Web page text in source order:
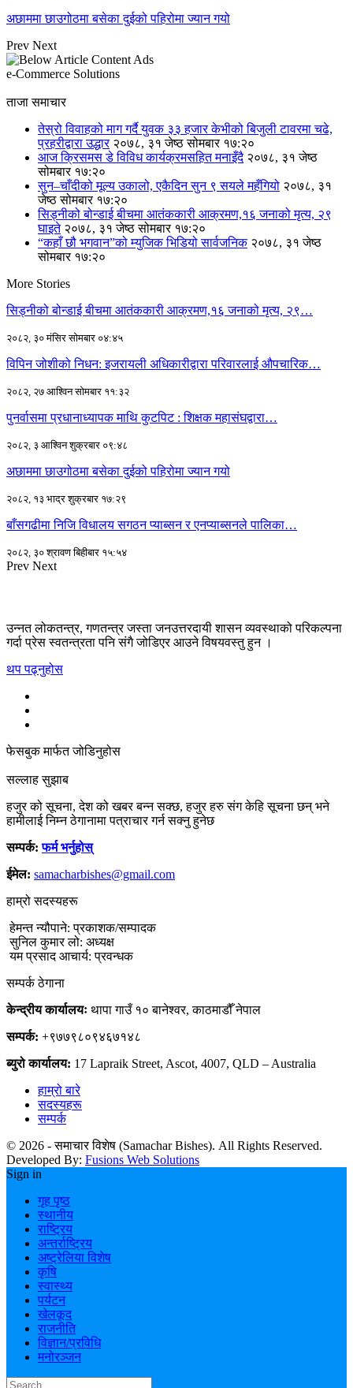
अछाममा छाउगोठमा बसेका दुईको पहिरोमा ज्यान गयो
Prev Next
e-Commerce Solutions
ताजा समाचार
तेस्रो विवाहको माग गर्दै युवक ३३ हजार केभीको बिजुली टावरमा चढे,
प्रहरीद्वारा उद्धार २०७८, ३१ जेष्ठ सोमबार १७:२०
आज क्रिसमस डे विविध कार्यक्रमसहित मनाइँदै २०७८, ३१ जेष्ठ
सोमबार १७:२०
सुन–चाँदीको मूल्य उकालो, एकैदिन सुन ९ सयले महँगियो २०७८, ३१
जेष्ठ सोमबार १७:२०
सिड्नीको बोन्डाई बीचमा आतंककारी आक्रमण,१६ जनाको मृत्य, २९
घाइते २०७८, ३१ जेष्ठ सोमबार १७:२०
“कहाँ छौ भगवान”को म्युजिक भिडियो सार्वजनिक २०७८, ३१ जेष्ठ
सोमबार १७:२०
More Stories
सिड्नीको बोन्डाई बीचमा आतंककारी आक्रमण,१६ जनाको मृत्य, २९…
२०८२, ३० मंसिर सोमबार ०४:४५
विपिन जोशीको निधन: इजरायली अधिकारीद्वारा परिवारलाई औपचारिक…
२०८२, २७ आश्विन सोमबार ११:३२
पुनर्वासमा प्रधानाध्यापक माथि कुटपिट : शिक्षक महासंघद्वारा…
२०८२, ३ आश्विन शुक्रबार ०९:४८
अछाममा छाउगोठमा बसेका दुईको पहिरोमा ज्यान गयो
२०८२, १३ भाद्र शुक्रबार १७:२९
बाँसगढीमा निजि विधालय सगठन प्याब्सन र एनप्याब्सनले पालिका…
२०८२, ३० श्रावण बिहीबार १५:५४
Prev Next
उन्नत लोकतन्त्र, गणतन्त्र जस्ता जनउत्तरदायी शासन व्यवस्थाको परिकल्पना
गर्दा प्रेस स्वतन्त्रता पनि संगै जोडिएर आउने विषयवस्तु हुन ।
थप पढ्नुहोस
फेसबुक मार्फत जोडिनुहोस
सल्लाह सुझाब
हजुर को सूचना, देश को खबर बन्न सक्छ, हजुर हरु संग केहि सूचना छन् भने
हामीलाई निम्न ठेगानामा पत्राचार गर्न सक्नु हुनेछ
सम्पर्क:फर्म भर्नुहोस्
ईमेल: samacharbishes@gmail.com
हाम्रो सदस्यहरू
हेमन्त न्यौपाने: प्रकाशक/सम्पादक
सुनिल कुमार लो: अध्यक्ष
यम प्रसाद आचार्य: प्रवन्धक
सम्पर्क ठेगाना
केन्द्रीय कार्यालयः थापा गाउँ १० बानेश्वर, काठमाडौँ नेपाल
सम्पर्क: +९७७९८०९४६७१४८
ब्युरो कार्यालय: 17 Lapraik Street, Ascot, 4007, QLD – Australia
हाम्रो बारे
सदस्यहरू
सम्पर्क
© 2026 - समाचार विशेष (Samachar Bishes). All Rights Reserved.
Developed By: Fusions Web Solutions
Sign in
गृह पृष्ठ
स्थानीय
राष्ट्रिय
अन्तर्राष्ट्रिय
अष्ट्रेलिया विशेष
कृषि
स्वास्थ्य
पर्यटन
खेलकूद
राजनीति
विज्ञान/प्रविधि
मनोरञ्जन